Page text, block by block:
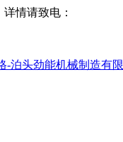
详情请致电：